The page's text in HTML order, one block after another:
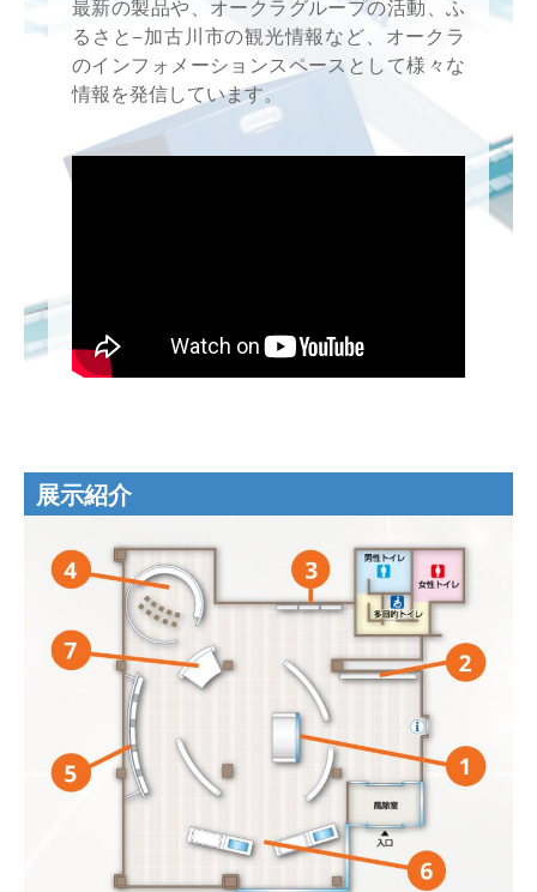
最新の製品や、オークラグループの活動、ふ
るさと−加古川市の観光情報など、 オークラ
のインフォメーションスペースとして様々な
情報を発信しています。
展示紹介